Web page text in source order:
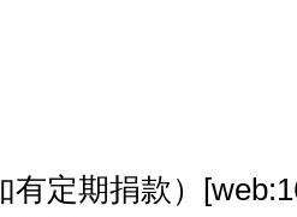
有定期捐款）